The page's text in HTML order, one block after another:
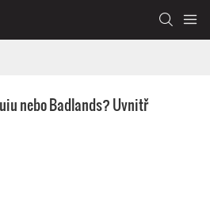
nebo Badlands? Uvnitř